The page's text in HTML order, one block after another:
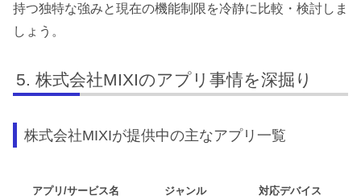
持つ独特な強みと現在の機能制限を冷静に比較・検討しま
しょう。
株式会社MIXIのアプリ事情を深掘り
株式会社MIXIが提供中の主なアプリ一覧
アプリ/サービス名 ジャンル 対応デバイス